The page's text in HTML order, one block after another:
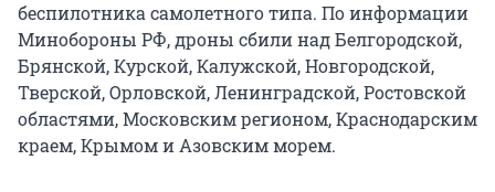
беспилотника самолетного типа. По информации
Минобороны РФ, дроны сбили над Белгородской,
Брянской, Курской, Калужской, Новгородской,
Тверской, Орловской, Ленинградской, Ростовской
областями, Московским регионом, Краснодарским
краем, Крымом и Азовским морем.